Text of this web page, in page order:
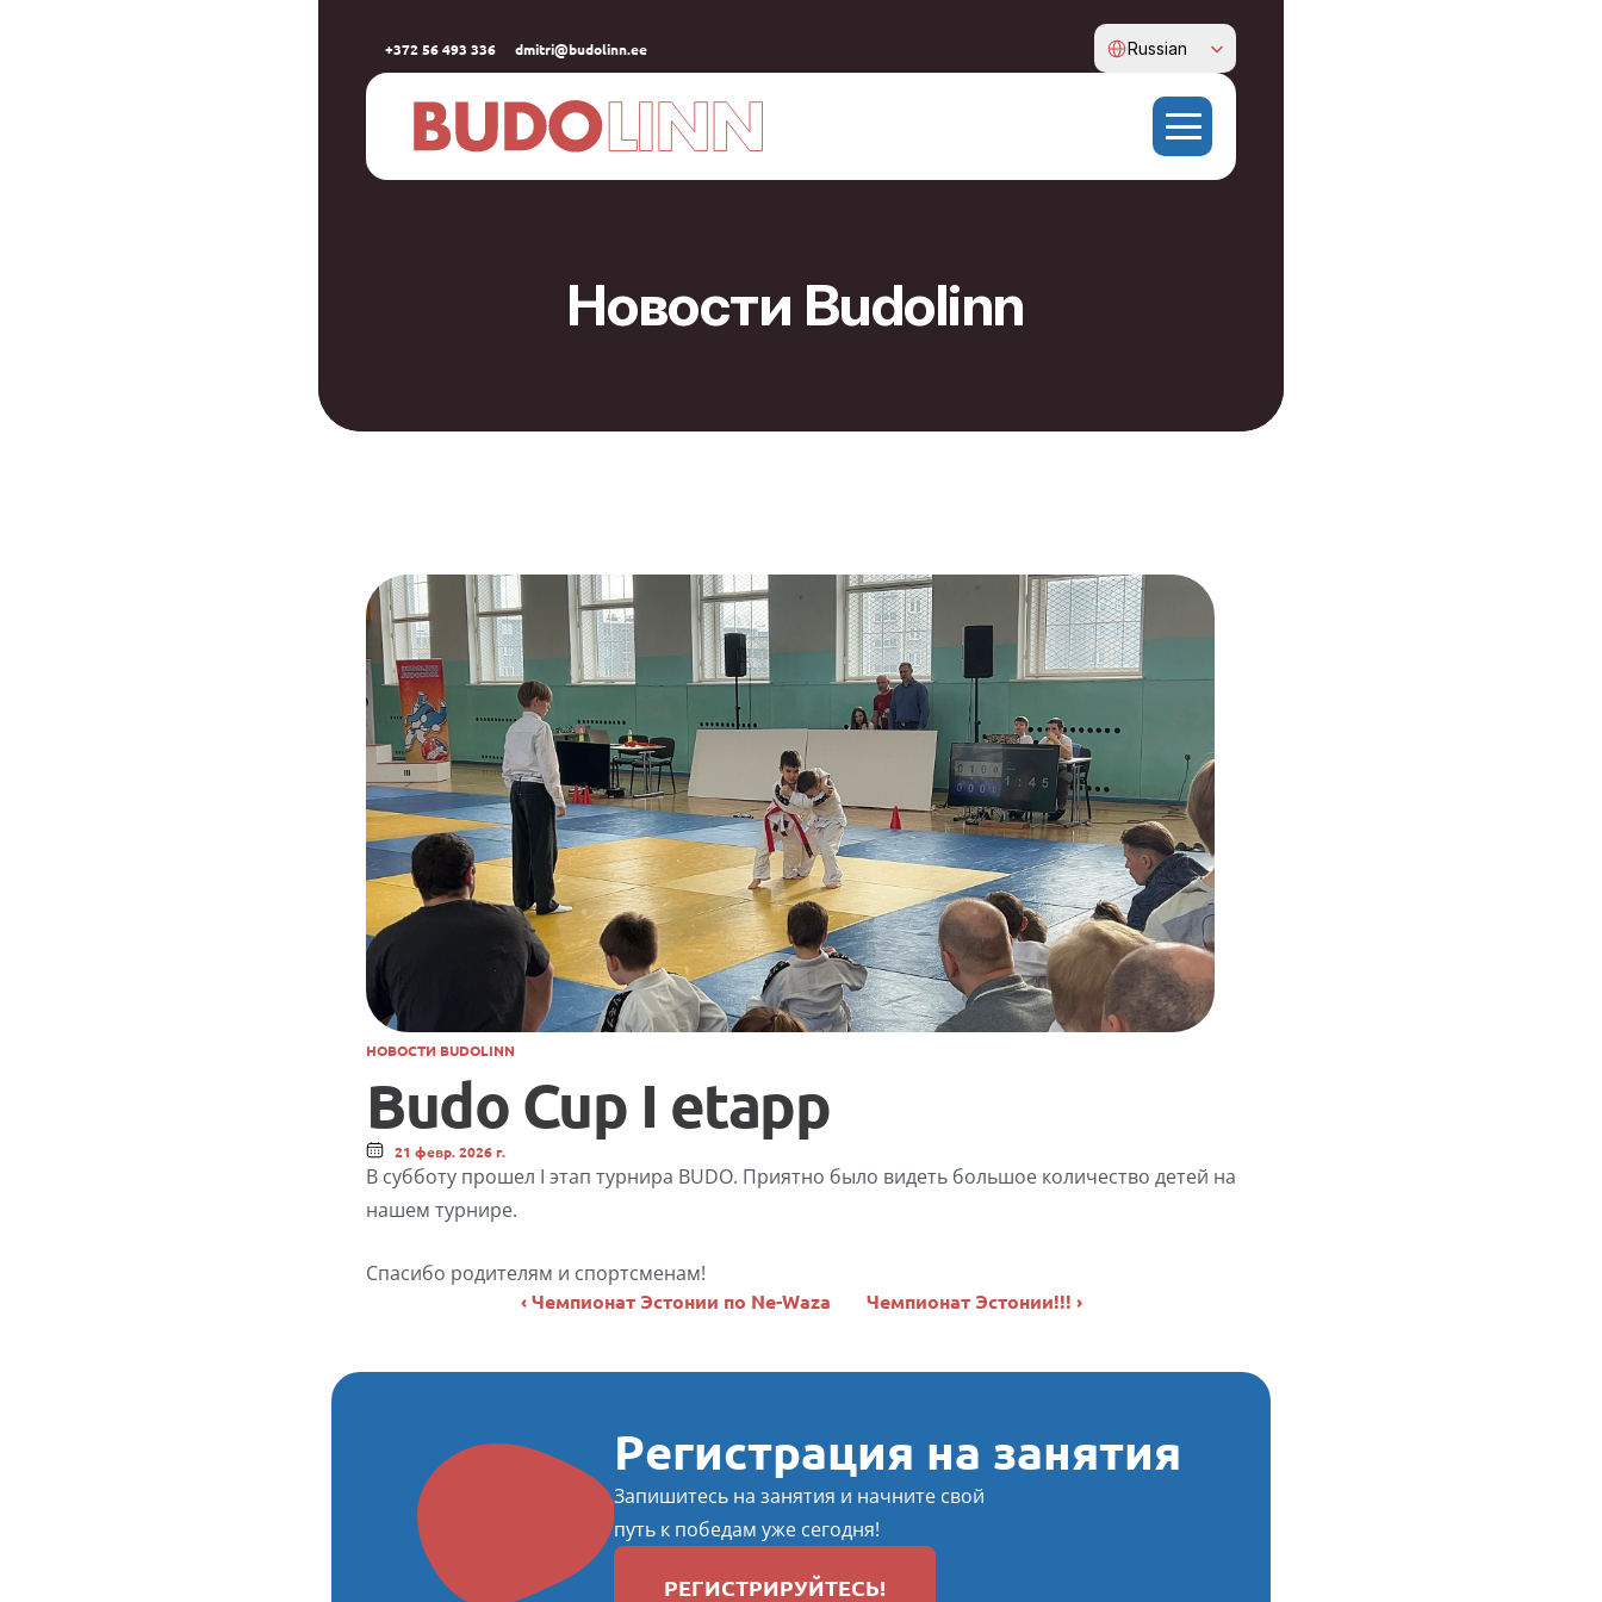
+372 56 493 336 dmitri@budolinn.ee
Select Language
Russian
Новости Budolinn
НОВОСТИ BUDOLINN
Budo Cup I etapp
21 февр. 2026 г.
В субботу прошел I этап турнира BUDO. Приятно было видеть большое количество детей на
нашем турнире.
Спасибо родителям и спортсменам!
‹ Чемпионат Эстонии по Ne-Waza Чемпионат Эстонии!!! ›
Регистрация на занятия
Запишитесь на занятия и начните свой
путь к победам уже сегодня!
РЕГИСТРИРУЙТЕСЬ!